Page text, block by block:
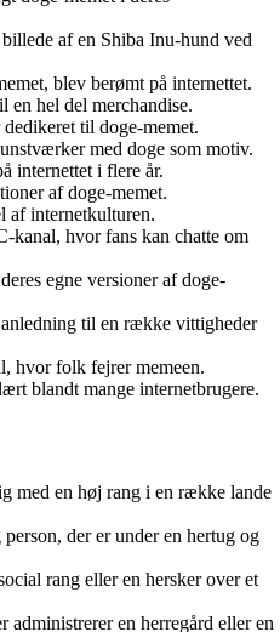
af en Shiba Inu-hund ved
blev berømt på internettet.
en hel del merchandise.
til doge-memet.
med doge som motiv.
internettet i flere år.
af doge-memet.
af internetkulturen.
kanal, hvor fans kan chatte om
egne versioner af doge-
til en række vittigheder
hvor folk fejrer memeen.
blandt mange internetbrugere.
med en høj rang i en række lande
der er under en hertug og
rang eller en hersker over et
administrerer en herregård eller en